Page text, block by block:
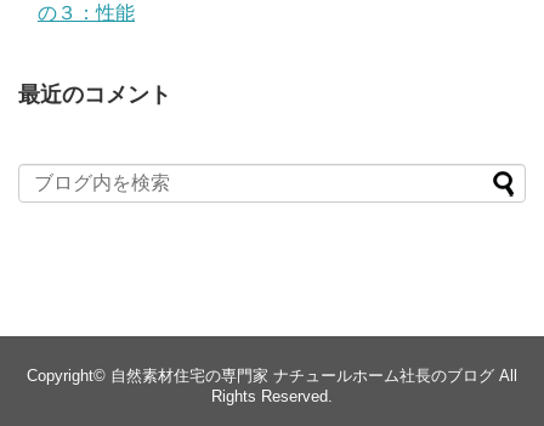
の３：性能
最近のコメント
Copyright© 自然素材住宅の専門家 ナチュールホーム社長のブログ All
Rights Reserved.